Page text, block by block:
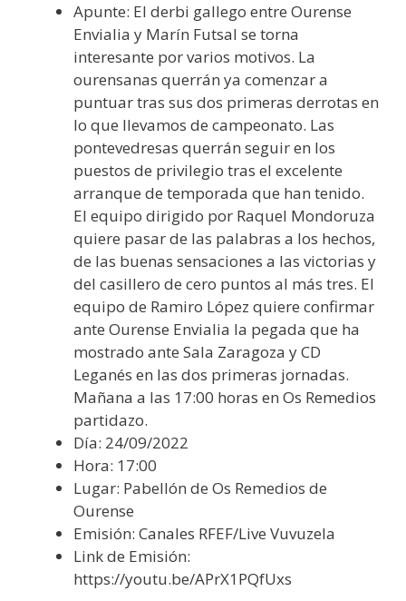
Apunte: El derbi gallego entre Ourense
Envialia y Marín Futsal se torna
interesante por varios motivos. La
ourensanas querrán ya comenzar a
puntuar tras sus dos primeras derrotas en
lo que llevamos de campeonato. Las
pontevedresas querrán seguir en los
puestos de privilegio tras el excelente
arranque de temporada que han tenido.
El equipo dirigido por Raquel Mondoruza
quiere pasar de las palabras a los hechos,
de las buenas sensaciones a las victorias y
del casillero de cero puntos al más tres. El
equipo de Ramiro López quiere confirmar
ante Ourense Envialia la pegada que ha
mostrado ante Sala Zaragoza y CD
Leganés en las dos primeras jornadas.
Mañana a las 17:00 horas en Os Remedios
partidazo.
Día: 24/09/2022
Hora: 17:00
Lugar: Pabellón de Os Remedios de
Ourense
Emisión: Canales RFEF/Live Vuvuzela
Link de Emisión:
https://youtu.be/APrX1PQfUxs